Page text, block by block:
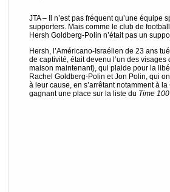
JTA – Il n’est pas fréquent qu’une
supporters. Mais comme le club de
Hersh Goldberg-Polin n’était pas un
Hersh, l’Américano-Israélien de 23 ans
de captivité, était devenu l’un des
maison maintenant), qui plaide pour la
Rachel Goldberg-Polin et Jon Polin, qui
à leur cause, en s’arrêtant notamment à
gagnant une place sur la liste du Time 100